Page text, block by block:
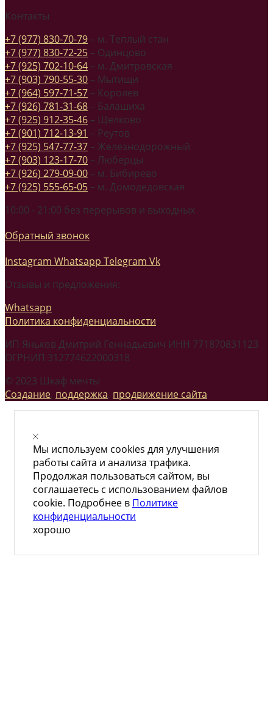
Контакты
+7 (977) 830-70-79 – м. Теплый стан
+7 (977) 830-72-25 – Одинцово
+7 (925) 702-10-64 – м. Дмитровская
+7 (903) 790-55-30 – Мытищи
+7 (964) 597-71-57 – Королев
+7 (926) 781-31-68 – Балашиха
+7 (925) 912-35-46 – Щелково
+7 (901) 712-13-91 – Реутов
+7 (925) 547-77-37 – Железнодорожный
+7 (903) 123-17-70 – Люберцы
+7 (926) 279-09-00 – м. Бибирево
+7 (925) 555-65-05 – м. Домодедовская
10:00 - 21:00 без перерывов и выходных
Обратный звонок
Instagram Whatsapp Telegram Vk
Отзывы и предложения:
Whatsapp
Политика конфиденциальности
ИП Яньков Дмитрий Геннадьевич ИНН 771870831123
ОГРНИП 312774622000318
© 2023 Шкаф мечты
Создание, поддержка, продвижение сайта
Мы используем cookies для улучшения
работы сайта и анализа трафика.
Продолжая пользоваться сайтом, вы
соглашаетесь с использованием файлов
cookie. Подробнее в Политике
конфиденциальности
хорошо